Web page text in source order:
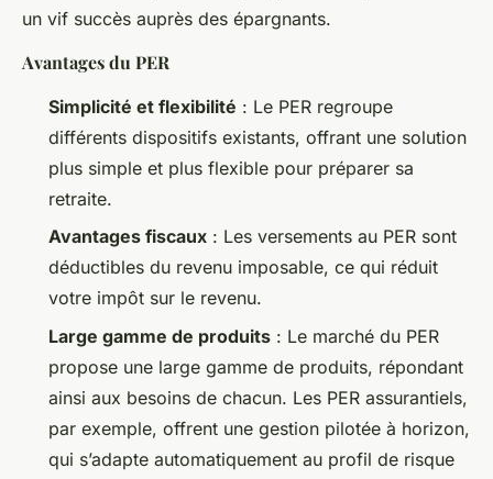
un vif succès auprès des épargnants.
Avantages du PER
Simplicité et flexibilité : Le PER regroupe
différents dispositifs existants, offrant une solution
plus simple et plus flexible pour préparer sa
retraite.
Avantages fiscaux : Les versements au PER sont
déductibles du revenu imposable, ce qui réduit
votre impôt sur le revenu.
Large gamme de produits : Le marché du PER
propose une large gamme de produits, répondant
ainsi aux besoins de chacun. Les PER assurantiels,
par exemple, offrent une gestion pilotée à horizon,
qui s’adapte automatiquement au profil de risque